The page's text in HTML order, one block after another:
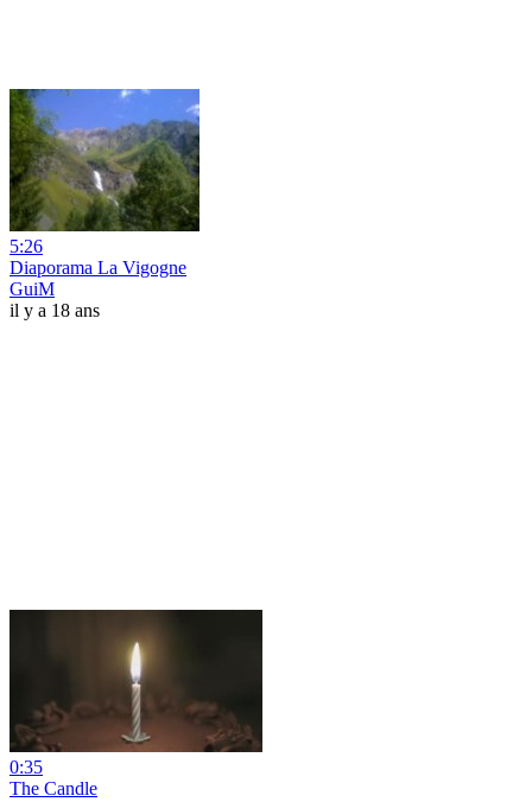
5:26
Diaporama La Vigogne
GuiM
il y a 18 ans
0:35
The Candle